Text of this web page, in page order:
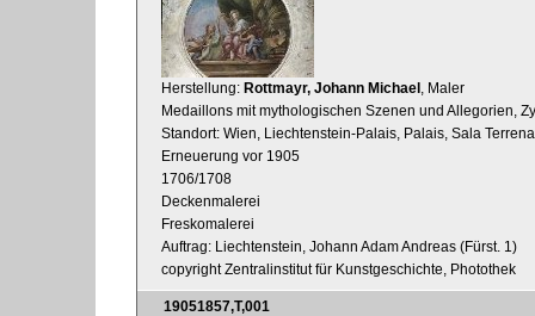
Herstellung: Rottmayr, Johann Michael , Maler
Medaillons mit mythologischen Szenen und Allegorien,
Standort: Wien, Liechtenstein-Palais, Palais, Sala
Erneuerung vor 1905
1706/1708
Deckenmalerei
Freskomalerei
Auftrag: Liechtenstein, Johann Adam Andreas (Fürst. 1)
copyright Zentralinstitut für Kunstgeschichte, Photothek
19051857,T,001